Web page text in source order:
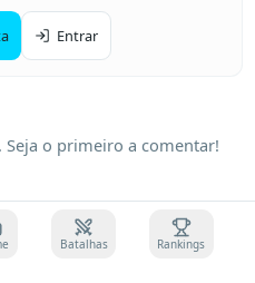
Entrar
o primeiro a comentar!
Batalhas Rankings